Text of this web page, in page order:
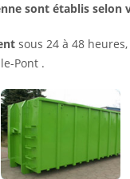
sont établis
sous 24 à 48
Pont .